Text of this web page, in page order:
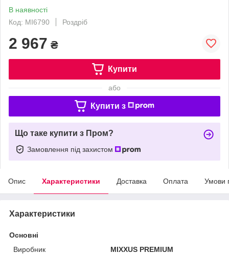
В наявності
Код: MI6790
Роздріб
2 967 ₴
Купити
або
Купити з
Що таке купити з Пром?
Замовлення під захистом
Опис Характеристики Доставка Оплата Умови
Характеристики
Основні
Виробник
MIXXUS PREMIUM